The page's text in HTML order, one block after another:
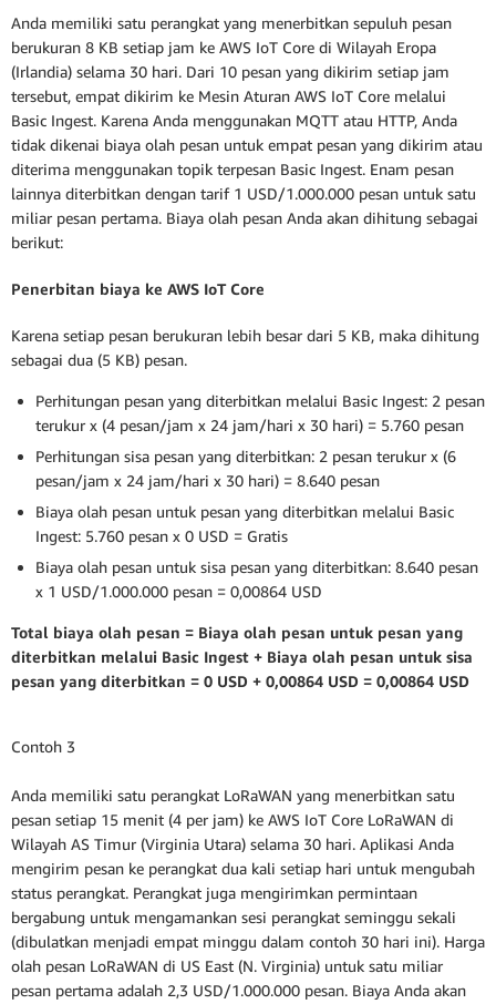
Anda memiliki satu perangkat yang menerbitkan sepuluh pesan
berukuran 8 KB setiap jam ke AWS IoT Core di Wilayah Eropa
(Irlandia) selama 30 hari. Dari 10 pesan yang dikirim setiap jam
tersebut, empat dikirim ke Mesin Aturan AWS IoT Core melalui
Basic Ingest. Karena Anda menggunakan MQTT atau HTTP, Anda
tidak dikenai biaya olah pesan untuk empat pesan yang dikirim atau
diterima menggunakan topik terpesan Basic Ingest. Enam pesan
lainnya diterbitkan dengan tarif 1 USD/1.000.000 pesan untuk satu
miliar pesan pertama. Biaya olah pesan Anda akan dihitung sebagai
berikut:
Penerbitan biaya ke AWS IoT Core
Karena setiap pesan berukuran lebih besar dari 5 KB, maka dihitung
sebagai dua (5 KB) pesan.
Perhitungan pesan yang diterbitkan melalui Basic Ingest: 2 pesan
terukur x (4 pesan/jam x 24 jam/hari x 30 hari) = 5.760 pesan
Perhitungan sisa pesan yang diterbitkan: 2 pesan terukur x (6
pesan/jam x 24 jam/hari x 30 hari) = 8.640 pesan
Biaya olah pesan untuk pesan yang diterbitkan melalui Basic
Ingest: 5.760 pesan x 0 USD = Gratis
Biaya olah pesan untuk sisa pesan yang diterbitkan: 8.640 pesan
x 1 USD/1.000.000 pesan = 0,00864 USD
Total biaya olah pesan = Biaya olah pesan untuk pesan yang
diterbitkan melalui Basic Ingest + Biaya olah pesan untuk sisa
pesan yang diterbitkan = 0 USD + 0,00864 USD = 0,00864 USD
Contoh 3
Anda memiliki satu perangkat LoRaWAN yang menerbitkan satu
pesan setiap 15 menit (4 per jam) ke AWS IoT Core LoRaWAN di
Wilayah AS Timur (Virginia Utara) selama 30 hari. Aplikasi Anda
mengirim pesan ke perangkat dua kali setiap hari untuk mengubah
status perangkat. Perangkat juga mengirimkan permintaan
bergabung untuk mengamankan sesi perangkat seminggu sekali
(dibulatkan menjadi empat minggu dalam contoh 30 hari ini). Harga
olah pesan LoRaWAN di US East (N. Virginia) untuk satu miliar
pesan pertama adalah 2,3 USD/1.000.000 pesan. Biaya Anda akan